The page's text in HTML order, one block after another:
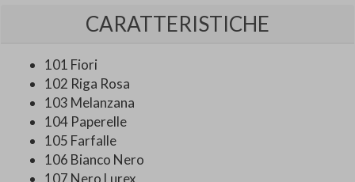
CARATTERISTICHE
101 Fiori
102 Riga Rosa
103 Melanzana
104 Paperelle
105 Farfalle
106 Bianco Nero
107 Nero Lurex